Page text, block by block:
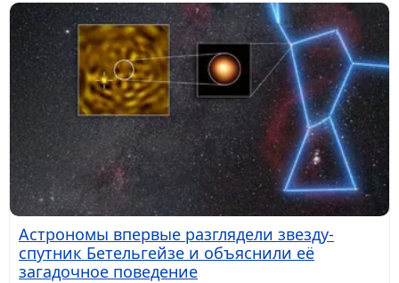
Астрономы впервые разглядели звезду-
спутник Бетельгейзе и объяснили её
загадочное поведение